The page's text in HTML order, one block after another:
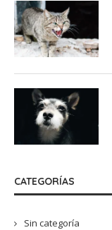
CATEGORÍAS
Sin categoría